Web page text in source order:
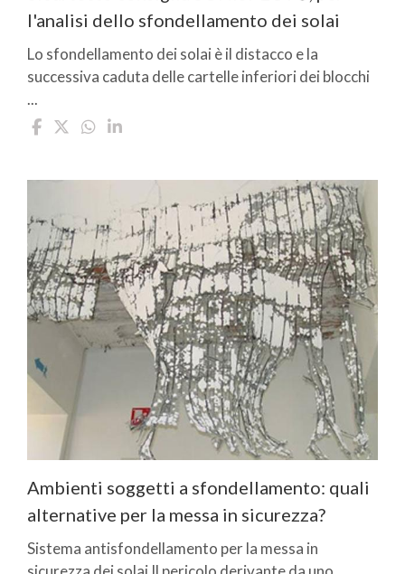
l'analisi dello sfondellamento dei solai
Lo sfondellamento dei solai è il distacco e la
successiva caduta delle cartelle inferiori dei blocchi
...
Ambienti soggetti a sfondellamento: quali
alternative per la messa in sicurezza?
Sistema antisfondellamento per la messa in